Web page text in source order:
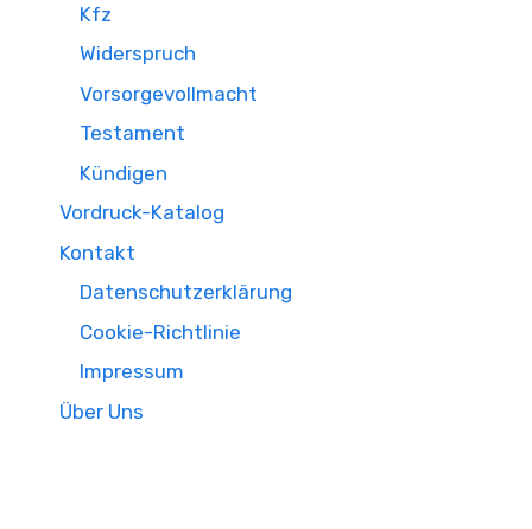
Kfz
Widerspruch
Vorsorgevollmacht
Testament
Kündigen
Vordruck-Katalog
Kontakt
Datenschutzerklärung
Cookie-Richtlinie
Impressum
Über Uns